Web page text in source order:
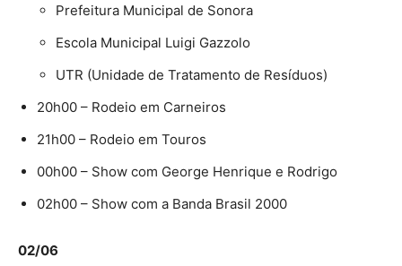
Prefeitura Municipal de Sonora
Escola Municipal Luigi Gazzolo
UTR (Unidade de Tratamento de Resíduos)
20h00 – Rodeio em Carneiros
21h00 – Rodeio em Touros
00h00 – Show com George Henrique e Rodrigo
02h00 – Show com a Banda Brasil 2000
02/06